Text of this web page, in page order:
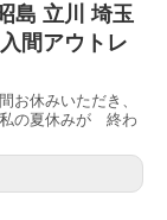
島 立川 埼玉
間アウトレ
お休みいただき、
の夏休みが 終わ